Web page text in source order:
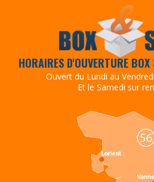
HORAIRES D'OUVERTURE
Ouvert du Lundi au
Et le Samedi sur